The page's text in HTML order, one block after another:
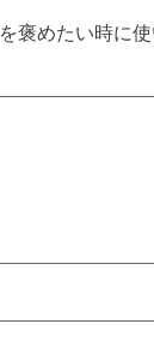
褒めたい時に使